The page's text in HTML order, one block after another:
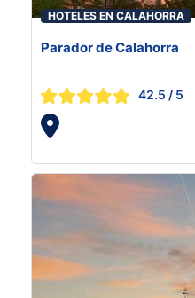
HOTELES EN CALAHORRA
Parador de Calahorra
42.5 / 5